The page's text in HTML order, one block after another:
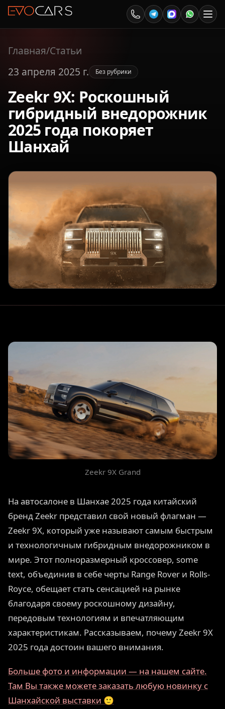
Главная/Статьи
23 апреля 2025 г.
Без рубрики
Zeekr 9X: Роскошный
гибридный внедорожник
2025 года покоряет
Шанхай
Zeekr 9X Grand
На автосалоне в Шанхае 2025 года китайский
бренд Zeekr представил свой новый флагман —
Zeekr 9X, который уже называют самым быстрым
и технологичным гибридным внедорожником в
мире. Этот полноразмерный кроссовер, some
text, объединив в себе черты Range Rover и Rolls-
Royce, обещает стать сенсацией на рынке
благодаря своему роскошному дизайну,
передовым технологиям и впечатляющим
характеристикам. Рассказываем, почему Zeekr 9X
2025 года достоин вашего внимания.
Больше фото и информации — на нашем сайте.
Там Вы также можете заказать любую новинку с
Шанхайской выставки 🙂